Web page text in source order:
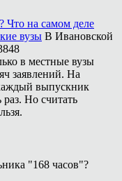
Что на самом деле
вузы В Ивановской
в местные вузы
заявлений. На
выпускник
Но считать
"168 часов"?